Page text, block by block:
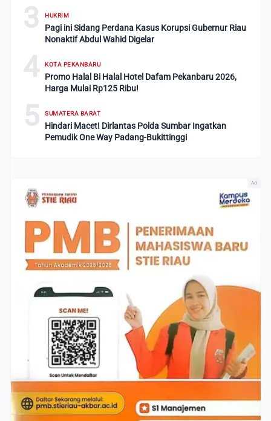
3 HUKRIM
Pagi ini Sidang Perdana Kasus Korupsi Gubernur Riau
Nonaktif Abdul Wahid Digelar
4 KOTA PEKANBARU
Promo Halal Bi Halal Hotel Dafam Pekanbaru 2026,
Harga Mulai Rp125 Ribu!
5 SUMATERA BARAT
Hindari Macet! Dirlantas Polda Sumbar Ingatkan
Pemudik One Way Padang-Bukittinggi
Ad